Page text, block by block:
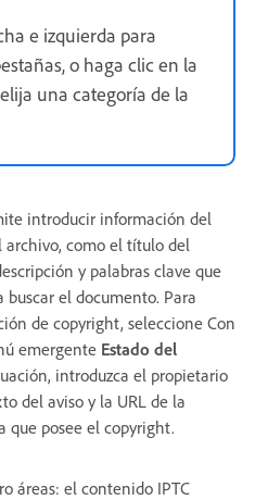
e izquierda para
o haga clic en la
una categoría de la
introducir información del
archivo, como el título del
y palabras clave que
buscar el documento. Para
de copyright, seleccione Con
emergente Estado del
introduzca el propietario
del aviso y la URL de la
que posee el copyright.
áreas: el contenido IPTC